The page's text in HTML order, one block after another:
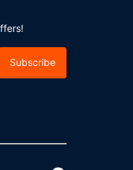
Subscribe